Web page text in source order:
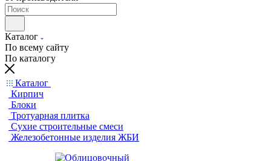
Каталог
По всему сайту
По каталогу
Каталог
Кирпич
Блоки
Тротуарная плитка
Сухие строительные смеси
Железобетонные изделия ЖБИ